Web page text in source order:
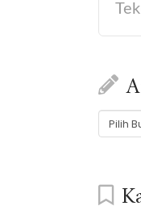
Arsip